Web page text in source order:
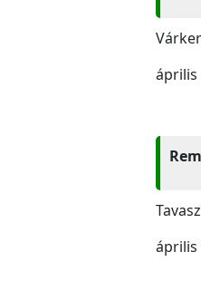
április
április